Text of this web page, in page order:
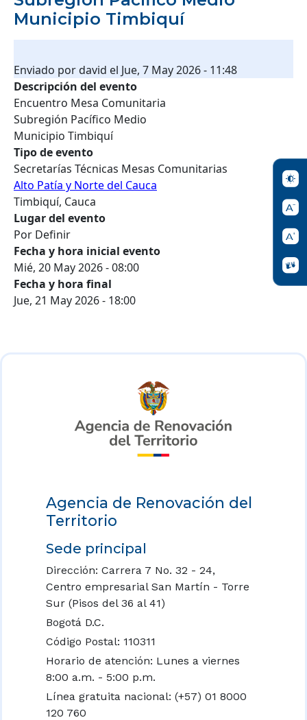
Municipio Timbiquí
Enviado pordavid el Jue, 7 May 2026 - 11:48
Descripción del evento
Encuentro Mesa Comunitaria
Subregión Pacífico Medio
Municipio Timbiquí
Tipo de evento
Secretarías Técnicas Mesas Comunitarias
Alto Patía y Norte del Cauca
Timbiquí, Cauca
Lugar del evento
Por Definir
Fecha y hora inicial evento
Mié, 20 May 2026 - 08:00
Fecha y hora final
Jue, 21 May 2026 - 18:00
Agencia de Renovación del
Territorio
Sede principal
Dirección: Carrera 7 No. 32 - 24,
Centro empresarial San Martín - Torre
Sur (Pisos del 36 al 41)
Bogotá D.C.
Código Postal: 110311
Horario de atención: Lunes a viernes
8:00 a.m. - 5:00 p.m.
Línea gratuita nacional: (+57) 01 8000
120 760